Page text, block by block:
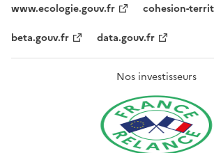
www.ecologie.gouv.fr
cohesion-
beta.gouv.fr
data.gouv.fr
Nos investisseurs